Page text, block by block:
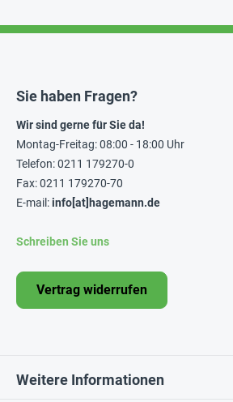
Sie haben Fragen?
Wir sind gerne für Sie da!
Montag-Freitag: 08:00 - 18:00 Uhr
Telefon: 0211 179270-0
Fax: 0211 179270-70
E-mail:info[at]hagemann.de
Schreiben Sie uns
Vertrag widerrufen
Weitere Informationen